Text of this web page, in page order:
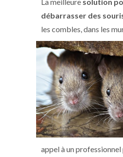
débarrasser des
les combles, dans les
appel à un